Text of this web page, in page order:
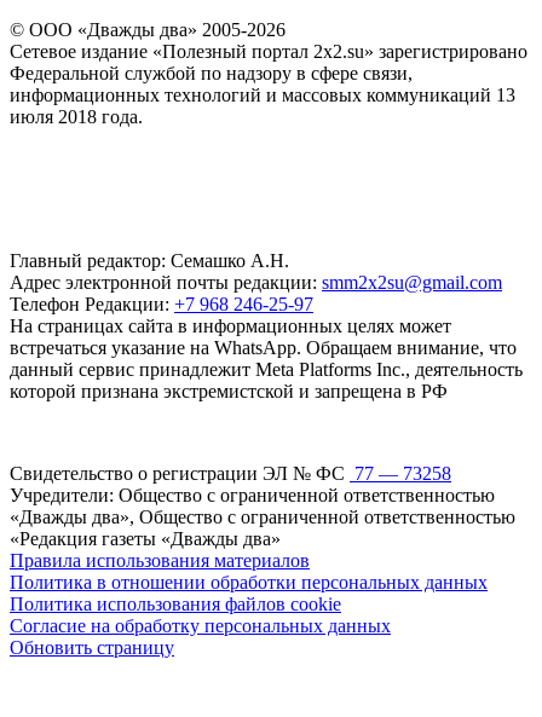
© ООО «Дважды два» 2005-2026
Сетевое издание «Полезный портал 2x2.su» зарегистрировано
Федеральной службой по надзору в сфере связи,
информационных технологий и массовых коммуникаций 13
июля 2018 года.
Главный редактор: Семашко А.Н.
Адрес электронной почты редакции: smm2x2su@gmail.com
Телефон Редакции: +7 968 246-25-97
На страницах сайта в информационных целях может
встречаться указание на WhatsApp. Обращаем внимание, что
данный сервис принадлежит Meta Platforms Inc., деятельность
которой признана экстремистской и запрещена в РФ
Свидетельство о регистрации ЭЛ № ФС 77 — 73258
Учредители: Общество с ограниченной ответственностью
«Дважды два», Общество с ограниченной ответственностью
«Редакция газеты «Дважды два»
Правила использования материалов
Политика в отношении обработки персональных данных
Политика использования файлов cookie
Согласие на обработку персональных данных
Обновить страницу